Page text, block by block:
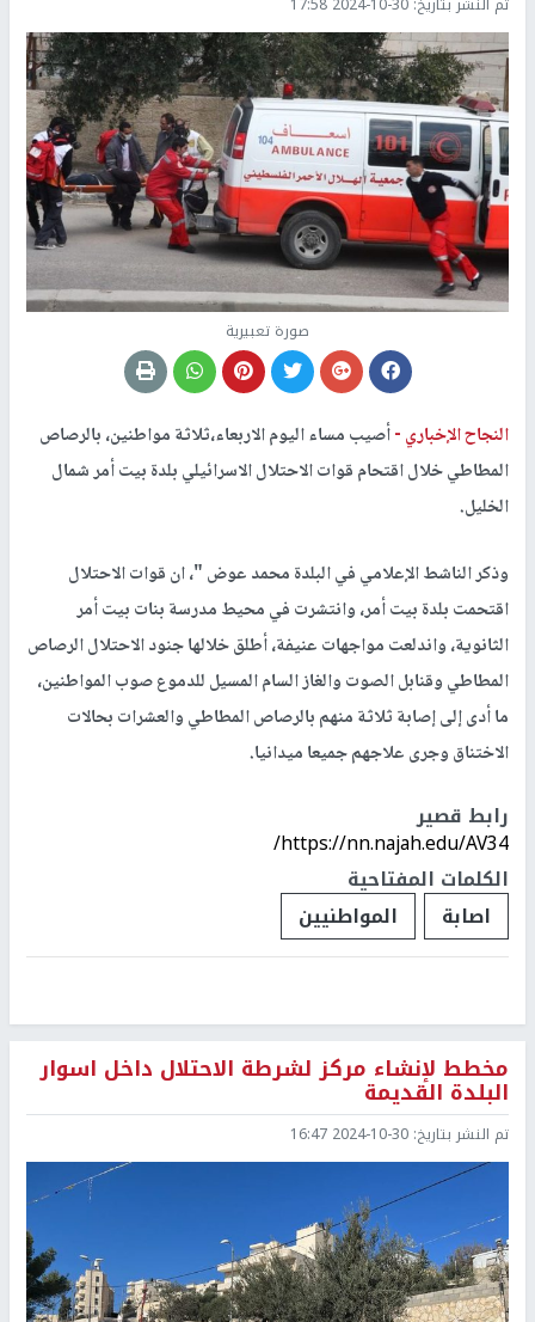
صورة تعبيرية
النجاح الإخباري -أصيب مساء اليوم الاربعاء،ثلاثة مواطنين، بالرصاص
المطاطي خلال اقتحام قوات الاحتلال الاسرائيلي بلدة بيت أمر شمال
الخليل.
وذكر الناشط الإعلامي في البلدة محمد عوض "، ان قوات الاحتلال
اقتحمت بلدة بيت أمر، وانتشرت في محيط مدرسة بنات بيت أمر
الثانوية، واندلعت مواجهات عنيفة، أطلق خلالها جنود الاحتلال الرصاص
المطاطي وقنابل الصوت والغاز السام المسيل للدموع صوب المواطنين،
ما أدى إلى إصابة ثلاثة منهم بالرصاص المطاطي والعشرات بحالات
الاختناق وجرى علاجهم جميعا ميدانيا.
رابط قصير
https://nn.najah.edu/AV34/
الكلمات المفتاحية
اصابة
المواطنيين
مخطط لإنشاء مركز لشرطة الاحتلال داخل اسوار
البلدة القديمة
تم النشر بتاريخ: 2024-10-30 16:47